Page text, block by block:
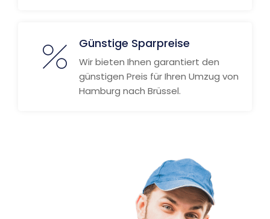
Günstige Sparpreise
Wir bieten Ihnen garantiert den
günstigen Preis für Ihren Umzug von
Hamburg nach Brüssel.